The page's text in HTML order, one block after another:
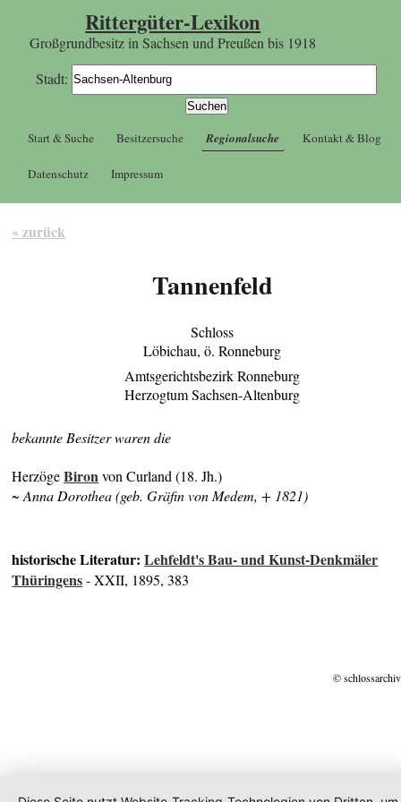
Rittergüter-Lexikon
Großgrundbesitz in Sachsen und Preußen bis 1918
Stadt:
Start & Suche Besitzersuche Regionalsuche Kontakt & Blog
Datenschutz Impressum
« zurück
Tannenfeld
Schloss
Löbichau, ö. Ronneburg
Amtsgerichtsbezirk Ronneburg
Herzogtum Sachsen-Altenburg
bekannte Besitzer waren die
HerzögeBironvon Curland (18. Jh.)
~ Anna Dorothea (geb. Gräfin von Medem, + 1821)
historische Literatur:Lehfeldt's Bau- und Kunst-Denkmäler
Thüringens- XXII, 1895, 383
©